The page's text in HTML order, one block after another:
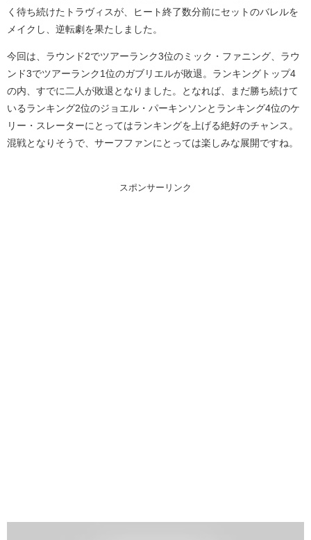
く待ち続けたトラヴィスが、ヒート終了数分前にセットのバレルを
メイクし、逆転劇を果たしました。
今回は、ラウンド2でツアーランク3位のミック・ファニング、ラウ
ンド3でツアーランク1位のガブリエルが敗退。ランキングトップ4
の内、すでに二人が敗退となりました。となれば、まだ勝ち続けて
いるランキング2位のジョエル・パーキンソンとランキング4位のケ
リー・スレーターにとってはランキングを上げる絶好のチャンス。
混戦となりそうで、サーフファンにとっては楽しみな展開ですね。
スポンサーリンク